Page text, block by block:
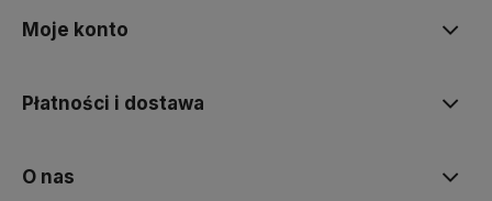
Moje konto
Płatności i dostawa
O nas